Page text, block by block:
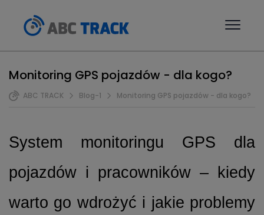
Monitoring GPS pojazdów - dla kogo?
ABC TRACK Blog-1 Monitoring GPS pojazdów - dla kogo?
System monitoringu GPS dla
pojazdów i pracowników – kiedy
warto go wdrożyć i jakie problemy